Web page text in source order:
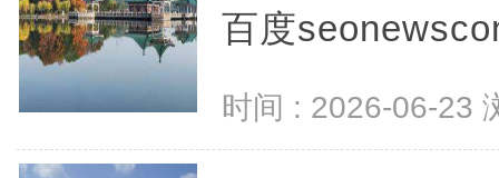
百度
时间 : 2026-06-23